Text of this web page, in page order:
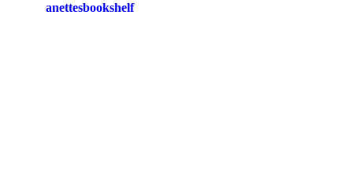
anettesbookshelf